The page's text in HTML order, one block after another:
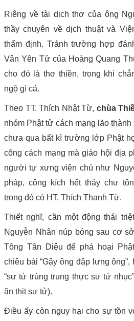
Riêng về tài dịch thơ của ông
thầy chuyên về dịch thuật và
thẩm định. Tránh trường hợp
Vân Yên Tử của Hoàng Quang
cho đó là thơ thiền, trong khi
ngộ gì cả.
Theo TT. Thích Nhật Từ, chùa
nhóm Phật tử cách mạng lão
chưa qua bất kì trường lớp Phật
công cách mạng mà giáo hội địa
người tự xưng viện chủ như
pháp, công kích hết thảy chư
trong đó có HT. Thích Thanh Từ.
Thiết nghĩ, cần một động thái
Nguyễn Nhân núp bóng sau cơ
Tông Tân Diệu để phá hoại
chiêu bài “Gậy ông đập lưng
“sư tử trùng trung thực sư tử
ăn thịt sư tử).
Điều ấy còn nguy hại cho sự tồn